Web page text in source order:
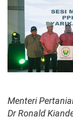
Menteri
Dr Ronald